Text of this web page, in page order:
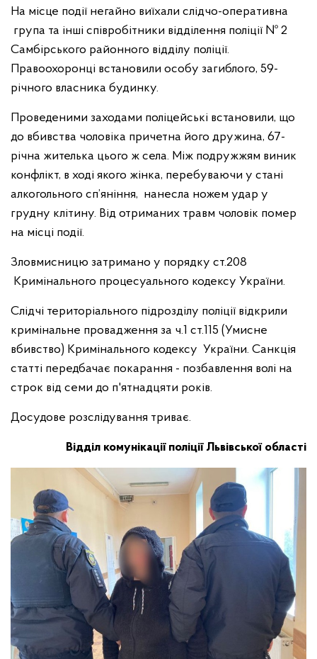
На місце події негайно виїхали слідчо-оперативна
група та інші співробітники відділення поліції № 2
Самбірського районного відділу поліції.
Правоохоронці встановили особу загиблого, 59-
річного власника будинку.
Проведеними заходами поліцейські встановили, що
до вбивства чоловіка причетна його дружина, 67-
річна жителька цього ж села. Між подружжям виник
конфлікт, в ході якого жінка, перебуваючи у стані
алкогольного сп’яніння, нанесла ножем удар у
грудну клітину. Від отриманих травм чоловік помер
на місці події.
Зловмисницю затримано у порядку ст.208
Кримінального процесуального кодексу України.
Слідчі територіального підрозділу поліції відкрили
кримінальне провадження за ч.1 ст.115 (Умисне
вбивство) Кримінального кодексу України. Санкція
статті передбачає покарання - позбавлення волі на
строк від семи до п'ятнадцяти років.
Досудове розслідування триває.
Відділ комунікації поліції Львівської області